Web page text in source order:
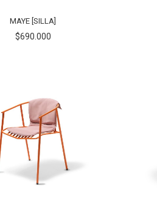
MAYE [SILLA]
$690.000